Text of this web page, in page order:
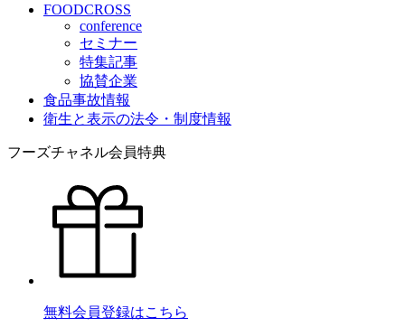
FOODCROSS
conference
セミナー
特集記事
協賛企業
食品事故情報
衛生と表示の法令・制度情報
フーズチャネル会員特典
無料会員登録はこちら